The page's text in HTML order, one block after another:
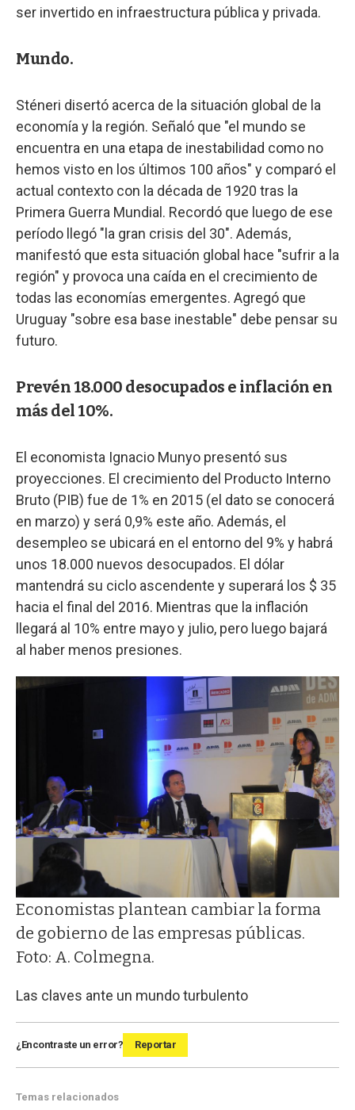
ser invertido en infraestructura pública y privada.
Mundo.
Sténeri disertó acerca de la situación global de la
economía y la región. Señaló que "el mundo se
encuentra en una etapa de inestabilidad como no
hemos visto en los últimos 100 años" y comparó el
actual contexto con la década de 1920 tras la
Primera Guerra Mundial. Recordó que luego de ese
período llegó "la gran crisis del 30". Además,
manifestó que esta situación global hace "sufrir a la
región" y provoca una caída en el crecimiento de
todas las economías emergentes. Agregó que
Uruguay "sobre esa base inestable" debe pensar su
futuro.
Prevén 18.000 desocupados e inflación en
más del 10%.
El economista Ignacio Munyo presentó sus
proyecciones. El crecimiento del Producto Interno
Bruto (PIB) fue de 1% en 2015 (el dato se conocerá
en marzo) y será 0,9% este año. Además, el
desempleo se ubicará en el entorno del 9% y habrá
unos 18.000 nuevos desocupados. El dólar
mantendrá su ciclo ascendente y superará los $ 35
hacia el final del 2016. Mientras que la inflación
llegará al 10% entre mayo y julio, pero luego bajará
al haber menos presiones.
Economistas plantean cambiar la forma
de gobierno de las empresas públicas.
Foto: A. Colmegna.
Las claves ante un mundo turbulento
¿Encontraste un error? Reportar
Temas relacionados